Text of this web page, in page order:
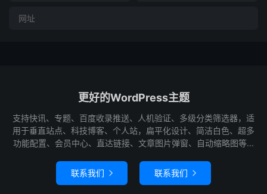
更好的WordPress主题
支持快讯、专题、百度收录推送、人机验证、多级分类筛选器，适
用于垂直站点、科技博客、个人站，扁平化设计、简洁白色、超多
功能配置、会员中心、直达链接、文章图片弹窗、自动缩略图等...
联系我们  联系我们 